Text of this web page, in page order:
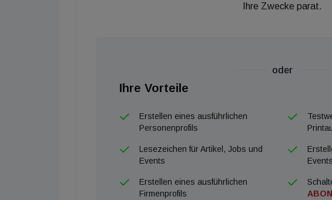
Ihre Zwecke parat.
oder
Ihre Vorteile
Erstellen eines ausführlichen
Personenprofils
Lesezeichen für Artikel, Jobs und
Events
Erstellen eines ausführlichen
Firmenprofils